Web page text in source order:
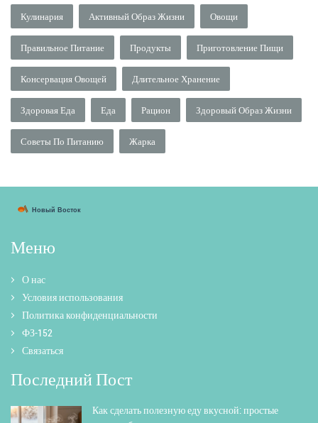
Кулинария Активный Образ Жизни Овощи
Правильное Питание Продукты Приготовление Пищи
Консервация Овощей Длительное Хранение
Здоровая Еда Еда Рацион Здоровый Образ Жизни
Советы По Питанию Жарка
Меню
О нас
Условия использования
Политика конфиденциальности
ФЗ-152
Связаться
Последний Пост
Как сделать полезную еду вкусной: простые